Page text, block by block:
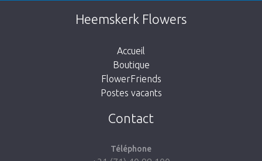
Cette page n’existe pas. Cliquez sur le lien
suivant pour retourner à la boutique.
Heemskerk Flowers
Accueil
Boutique
FlowerFriends
Postes vacants
Contact
Téléphone